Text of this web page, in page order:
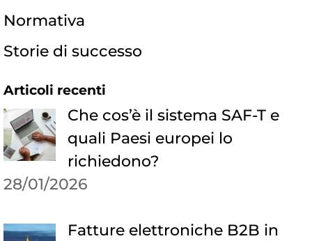
Normativa
Storie di successo
Articoli recenti
Che cos’è il sistema SAF-T e
quali Paesi europei lo
richiedono?
28/01/2026
Fatture elettroniche B2B in